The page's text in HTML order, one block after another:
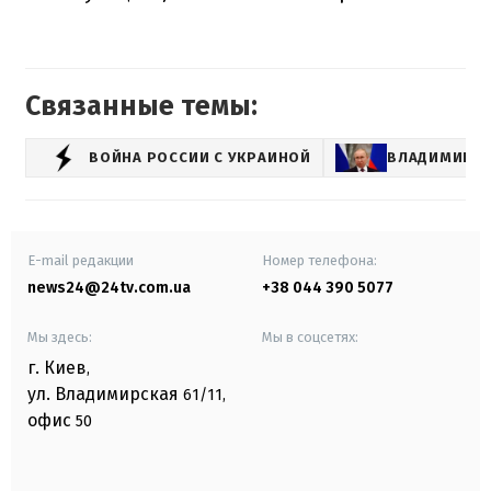
Связанные темы:
ВОЙНА РОССИИ С УКРАИНОЙ ВЛАДИМИР
E-mail редакции
news24@24tv.com.ua
Номер телефона:
+38 044 390 5077
Мы здесь:
г. Киев,
ул. Владимирская 61/11,
офис 50
Мы в соцсетях: